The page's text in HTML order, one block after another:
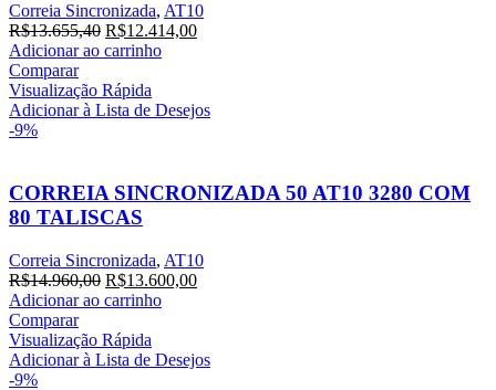
Correia Sincronizada, AT10
R$13.655,40 O
preço
era:
R$13.655,40.
R$12.414,00O
R$12.414,00.
Adicionar ao carrinho
Comparar
Visualização Rápida
Adicionar à Lista de Desejos
-9%
CORREIA SINCRONIZADA 50 AT10 3280 COM
80 TALISCAS
Correia Sincronizada, AT10
R$14.960,00 O
preço
era:
R$14.960,00.
R$13.600,00O
R$13.600,00.
Adicionar ao carrinho
Comparar
Visualização Rápida
Adicionar à Lista de Desejos
-9%